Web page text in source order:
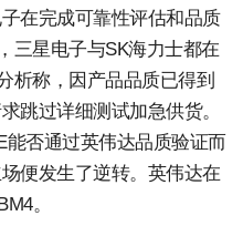
在完成可靠性评估和品质
三星电子与SK海力士都在
析称，因产品品质已得到
跳过详细测试加急供货。
否通过英伟达品质验证而
便发生了逆转。英伟达在
。